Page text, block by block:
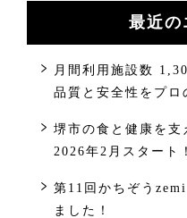
最近の
月間利用施設数
品質と安全性をプロ
堺市の食と健康を支
2026年2月スタート！
第11回かちぞう
ました！